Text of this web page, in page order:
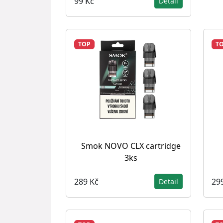
TOP
Smok NOVO CLX cartridge
3ks
289 Kč Detail